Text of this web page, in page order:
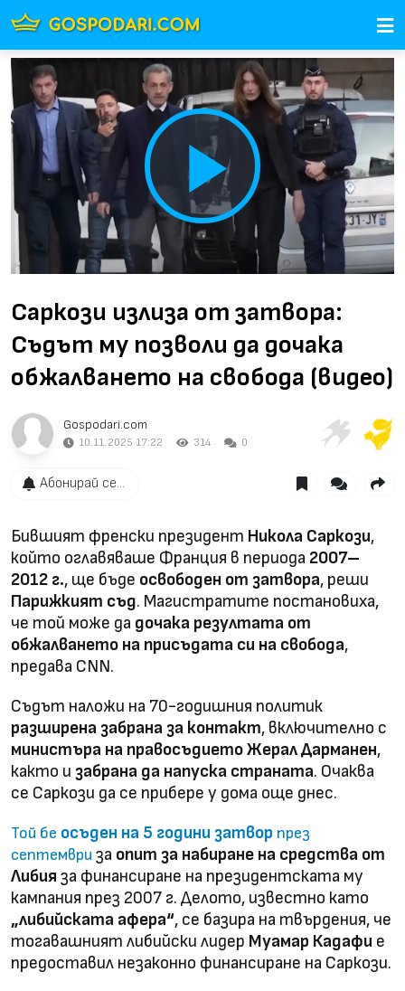
Play
Video
Саркози излиза от затвора:
Съдът му позволи да дочака
обжалването на свобода (видео)
Gospodari.com
10.11.2025 17:22 314 0
Абонирай се...
Бившият френски президент Никола Саркози,
който оглавяваше Франция в периода 2007–
2012 г., ще бъде освободен от затвора, реши
Парижкият съд. Магистратите постановиха,
че той може да дочака резултата от
обжалването на присъдата си на свобода,
предава CNN.
Съдът наложи на 70-годишния политик
разширена забрана за контакт, включително с
министъра на правосъдието Жерал Дарманен,
както и забрана да напуска страната. Очаква
се Саркози да се прибере у дома още днес.
Той бе осъден на 5 години затвор през
септември за опит за набиране на средства от
Либия за финансиране на президентската му
кампания през 2007 г. Делото, известно като
„либийската афера“, се базира на твърдения, че
тогавашният либийски лидер Муамар Кадафи е
предоставил незаконно финансиране на Саркози.